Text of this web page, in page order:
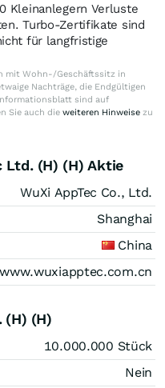
Kleinanlegern Verluste
Turbo-Zertifikate sind
für langfristige
mit Wohn-/Geschäftssitz in
Nachträge, die Endgültigen
sind auf
Sie auch die weiteren Hinweise zu
Ltd. (H) (H) Aktie
WuXi AppTec Co., Ltd.
Shanghai
China
www.wuxiapptec.com.cn
(H) (H)
10.000.000 Stück
Nein